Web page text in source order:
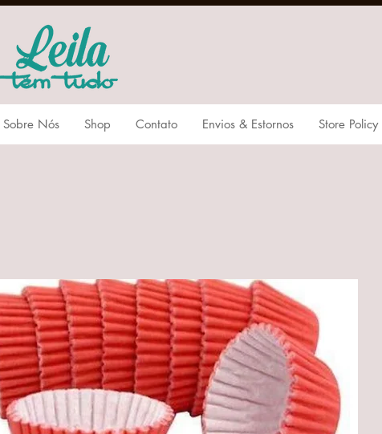
Sobre Nós Shop Contato Envios & Estornos Store Policy